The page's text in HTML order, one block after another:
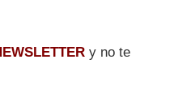
y no te